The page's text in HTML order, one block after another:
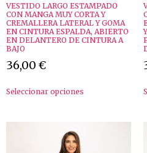
VESTIDO LARGO ESTAMPADO
CON MANGA MUY CORTA Y
CREMALLERA LATERAL Y GOMA
EN CINTURA ESPALDA, ABIERTO
EN DELANTERO DE CINTURA A
BAJO
36,00 €
Seleccionar opciones